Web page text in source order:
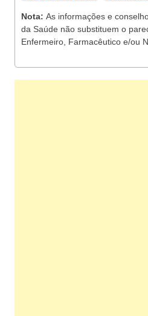
Nota: As informações e
da Saúde não substituem o
Enfermeiro, Farmacêutico e/ou